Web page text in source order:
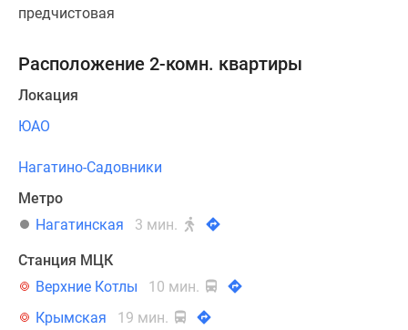
предчистовая
Расположение 2-комн. квартиры
Локация
ЮАО
Нагатино-Садовники
Метро
Нагатинская
3 мин.
Станция МЦК
Верхние Котлы
10 мин.
Крымская
19 мин.